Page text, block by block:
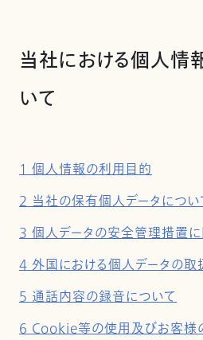
当社における個人情
いて
1 個人情報の利用目的
2 当社の保有個人データについ
3 個人データの安全管理措置
4 外国における個人データの取
5 通話内容の録音について
6 Cookie等の使用及びお客様